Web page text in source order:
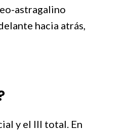
astragalino
hacia atrás,
y el III total. En